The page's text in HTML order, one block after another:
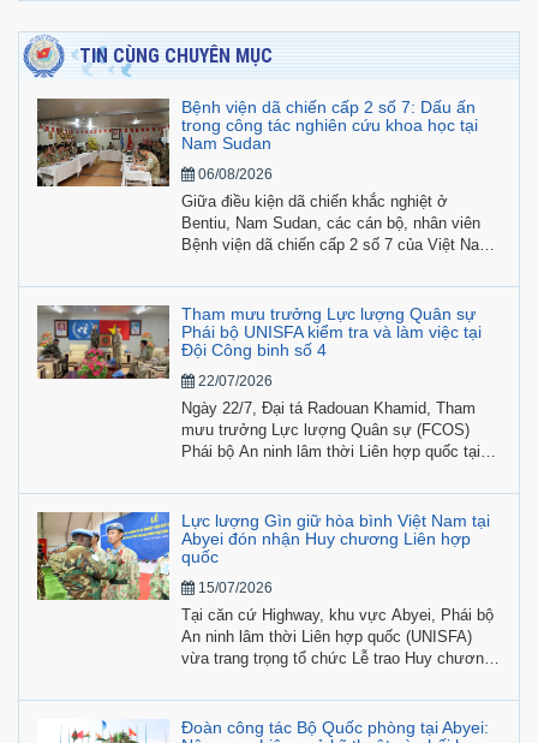
TIN CÙNG CHUYÊN MỤC
Bệnh viện dã chiến cấp 2 số 7: Dấu ấn
trong công tác nghiên cứu khoa học tại
Nam Sudan
06/08/2026
Giữa điều kiện dã chiến khắc nghiệt ở
Bentiu, Nam Sudan, các cán bộ, nhân viên
Bệnh viện dã chiến cấp 2 số 7 của Việt Nam
cứu, điều trị cho lực lượng gìn giữ hòa bình
Liên hợp quốc mà còn tích cực tiến hành
nghiên cứu khoa học gắn với thực tiễn nhiệm
vụ.
Tham mưu trưởng Lực lượng Quân sự
Phái bộ UNISFA kiểm tra và làm việc tại
Đội Công binh số 4
22/07/2026
Ngày 22/7, Đại tá Radouan Khamid, Tham
mưu trưởng Lực lượng Quân sự (FCOS)
Phái bộ An ninh lâm thời Liên hợp quốc tại
việc trực tiếp tại Đội Công binh số 4 Việt
Nam. Buổi làm việc tập trung rà soát công
tác hiệp đồng tác chiến, tiến độ triển khai các
nhiệm vụ kỹ thuật quân sự và khả năng bảo
đảm hậu cần - kỹ thuật tại địa bàn.
Lực lượng Gìn giữ hòa bình Việt Nam tại
Abyei đón nhận Huy chương Liên hợp
quốc
15/07/2026
Tại căn cứ Highway, khu vực Abyei, Phái bộ
An ninh lâm thời Liên hợp quốc (UNISFA)
vừa trang trọng tổ chức Lễ trao Huy chương
quốc” cho 184 cán bộ, nhân viên Đội Công
binh số 4 cùng các sĩ quan cá nhân đang làm
Đoàn công tác Bộ Quốc phòng tại Abyei: